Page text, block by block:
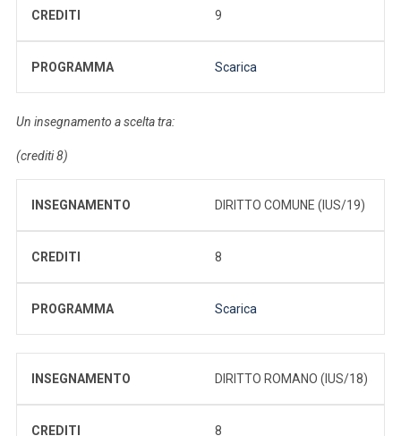
CREDITI 9
PROGRAMMA Scarica
Un insegnamento a scelta tra:
(crediti 8)
INSEGNAMENTO DIRITTO COMUNE (IUS/19)
CREDITI 8
PROGRAMMA Scarica
INSEGNAMENTO DIRITTO ROMANO (IUS/18)
CREDITI 8